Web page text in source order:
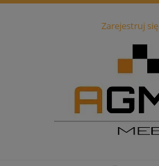
Zarejestruj się